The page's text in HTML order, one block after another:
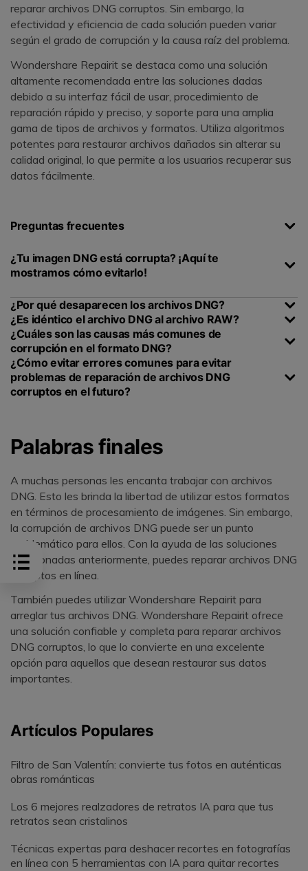
reparar archivos DNG corruptos. Sin embargo, la
efectividad y eficiencia de cada solución pueden variar
según el grado de corrupción y la causa raíz del problema.
Wondershare Repairit se destaca como una solución
altamente recomendada entre las soluciones dadas
debido a su interfaz fácil de usar, procedimiento de
reparación rápido y preciso, y soporte para una amplia
gama de tipos de archivos y formatos. Utiliza algoritmos
potentes para restaurar archivos dañados sin alterar su
calidad original, lo que permite a los usuarios recuperar sus
datos fácilmente.
Preguntas frecuentes
¿Tu imagen DNG está corrupta? ¡Aquí te
mostramos cómo evitarlo!
¿Por qué desaparecen los archivos DNG?
¿Es idéntico el archivo DNG al archivo RAW?
¿Cuáles son las causas más comunes de
corrupción en el formato DNG?
¿Cómo evitar errores comunes para evitar
problemas de reparación de archivos DNG
corruptos en el futuro?
Palabras finales
A muchas personas les encanta trabajar con archivos
DNG. Esto les brinda la libertad de utilizar estos formatos
en términos de procesamiento de imágenes. Sin embargo,
la corrupción de archivos DNG puede ser un punto
problemático para ellos. Con la ayuda de las soluciones
mencionadas anteriormente, puedes reparar archivos DNG
corruptos en línea.
También puedes utilizar Wondershare Repairit para
arreglar tus archivos DNG. Wondershare Repairit ofrece
una solución confiable y completa para reparar archivos
DNG corruptos, lo que lo convierte en una excelente
opción para aquellos que desean restaurar sus datos
importantes.
Artículos Populares
Filtro de San Valentín: convierte tus fotos en auténticas
obras románticas
Los 6 mejores realzadores de retratos IA para que tus
retratos sean cristalinos
Técnicas expertas para deshacer recortes en fotografías
en línea con 5 herramientas con IA para quitar recortes